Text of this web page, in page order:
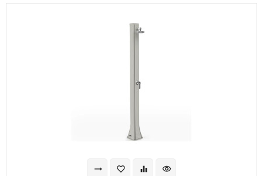
trending_flat favorite_border equalizer visibility